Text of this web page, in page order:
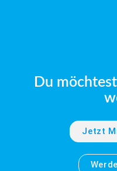
Du
Jetzt